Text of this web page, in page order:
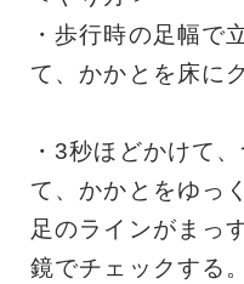
・歩行時の足幅で
て、かかとを床に
・3秒ほどかけて
て、かかとをゆっ
足のラインがまっ
鏡でチェックする